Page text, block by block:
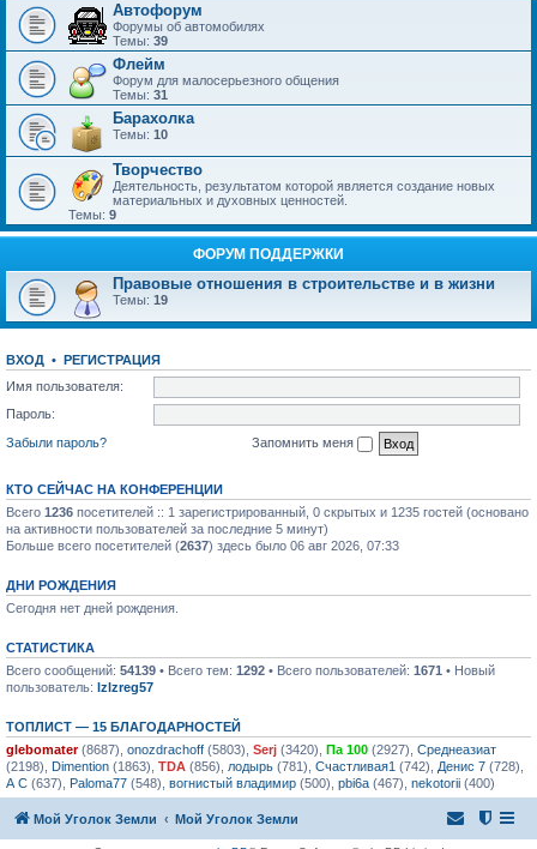
Автофорум
Форумы об автомобилях
Темы: 39
Флейм
Форум для малосерьезного общения
Темы: 31
Барахолка
Темы: 10
Творчество
Деятельность, результатом которой является создание новых
материальных и духовных ценностей.
Темы: 9
ФОРУМ ПОДДЕРЖКИ
Правовые отношения в строительстве и в жизни
Темы: 19
ВХОД • РЕГИСТРАЦИЯ
Имя пользователя:
Пароль:
Забыли пароль?
Запомнить меня
КТО СЕЙЧАС НА КОНФЕРЕНЦИИ
Всего 1236 посетителей :: 1 зарегистрированный, 0 скрытых и 1235 гостей (основано
на активности пользователей за последние 5 минут)
Больше всего посетителей (2637) здесь было 06 авг 2026, 07:33
ДНИ РОЖДЕНИЯ
Сегодня нет дней рождения.
СТАТИСТИКА
Всего сообщений: 54139 • Всего тем: 1292 • Всего пользователей: 1671 • Новый
пользователь: lzlzreg57
ТОПЛИСТ — 15 БЛАГОДАРНОСТЕЙ
glebomater(8687), onozdrachoff (5803), Serj (3420), Па 100 (2927), Среднеазиат
(2198), Dimention (1863), TDA (856), лодырь (781), Счастливая1 (742), Денис 7 (728),
А С (637), Paloma77 (548), вогнистый владимир (500), pbi6a (467), nekotorii (400)
Мой Уголок Земли Мой Уголок Земли